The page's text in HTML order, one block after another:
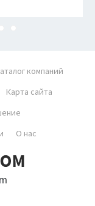
компаний
Карта сайта
О нас